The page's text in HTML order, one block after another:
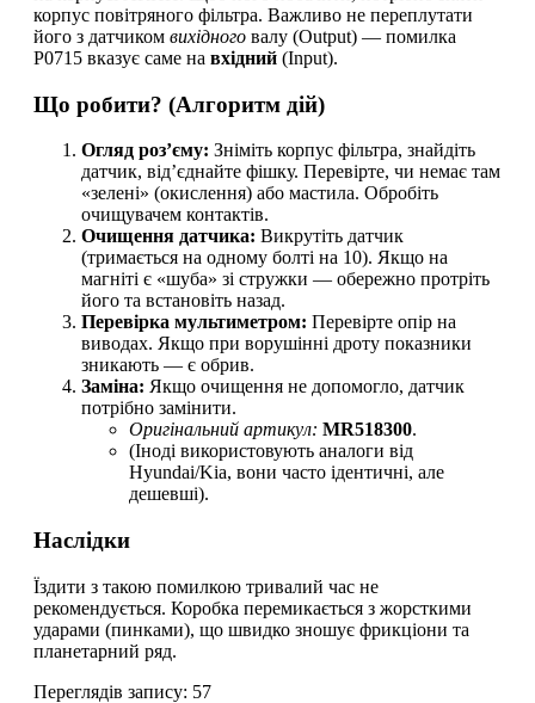
корпус повітряного фільтра. Важливо не переплутати
його з датчиком вихідного валу (Output) — помилка
P0715 вказує саме на вхідний (Input).
​Що робити? (Алгоритм дій)
Огляд роз’єму: Зніміть корпус фільтра, знайдіть
датчик, від’єднайте фішку. Перевірте, чи немає там
«зелені» (окислення) або мастила. Обробіть
очищувачем контактів.
Очищення датчика: Викрутіть датчик
(тримається на одному болті на 10). Якщо на
магніті є «шуба» зі стружки — обережно протріть
його та встановіть назад.
Перевірка мультиметром: Перевірте опір на
виводах. Якщо при ворушінні дроту показники
зникають — є обрив.
Заміна: Якщо очищення не допомогло, датчик
потрібно замінити.
Оригінальний артикул: MR518300.
​(Іноді використовують аналоги від
Hyundai/Kia, вони часто ідентичні, але
дешевші).
​Наслідки
​Їздити з такою помилкою тривалий час не
рекомендується. Коробка перемикається з жорсткими
ударами (пинками), що швидко зношує фрикціони та
планетарний ряд.
Переглядів запису: 57